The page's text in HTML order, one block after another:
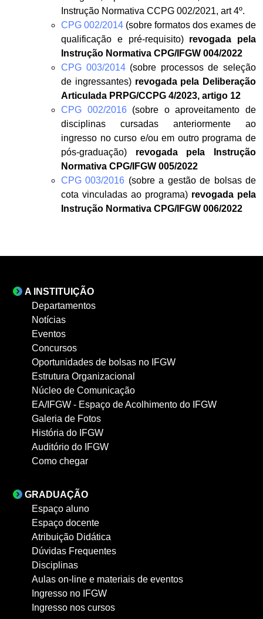
Instrução Normativa CCPG 002/2021, art 4º.
CPG 002/2014 (sobre formatos dos exames de
qualificação e pré-requisito) revogada pela
Instrução Normativa CPG/IFGW 004/2022
CPG 003/2014(sobre processos de seleção
de ingressantes)revogada pela Deliberação
Articulada PRPG/CCPG 4/2023, artigo 12
CPG 002/2016(sobre o aproveitamento de
disciplinas cursadas anteriormente ao
ingresso no curso e/ou em outro programa de
pós-graduação) revogada pela Instrução
Normativa CPG/IFGW 005/2022
CPG 003/2016 (sobre a gestão de bolsas de
cota vinculadas ao programa) revogada pela
Instrução Normativa CPG/IFGW 006/2022
A INSTITUIÇÃO
Departamentos
Notícias
Eventos
Concursos
Oportunidades de bolsas no IFGW
Estrutura Organizacional
Núcleo de Comunicação
EA/IFGW - Espaço de Acolhimento do IFGW
Galeria de Fotos
História do IFGW
Auditório do IFGW
Como chegar
GRADUAÇÃO
Espaço aluno
Espaço docente
Atribuição Didática
Dúvidas Frequentes
Disciplinas
Aulas on-line e materiais de eventos
Ingresso no IFGW
Ingresso nos cursos